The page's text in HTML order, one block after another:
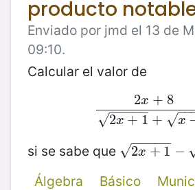
producto
Enviado por jmd el 13 de
09:10.
Calcular el valor de
2x + 8
2x + 1
− −
−−−
√ + x
−−
√
2x+82x+1+x−
si se sabe que 2x + 1
− −
−−−
√ −
2x+1 −x− 3=
Álgebra
Básico